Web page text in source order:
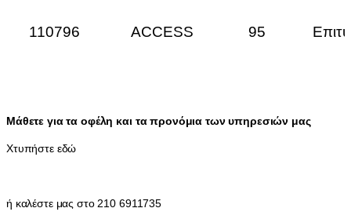
110796 ACCESS 95
Μάθετε για τα οφέλη και τα προνόμια των υπηρεσιών μας
Χτυπήστε εδώ
ή καλέστε μας στο 210 6911735